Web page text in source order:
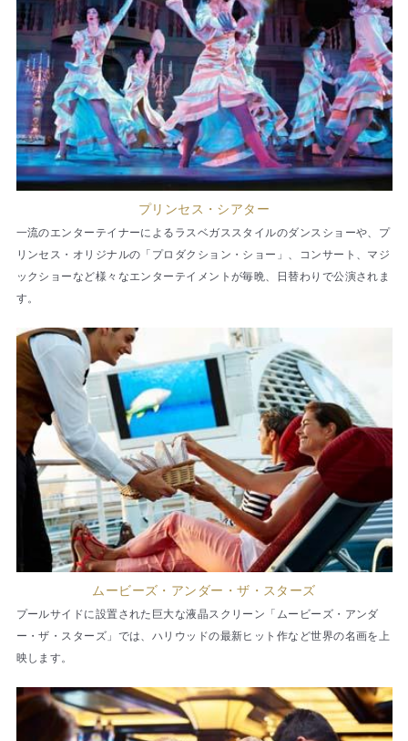
プリンセス・シアター
一流のエンターテイナーによるラスベガススタイルのダンスショーや、プ
リンセス・オリジナルの「プロダクション・ショー」、コンサート、マジ
ックショーなど様々なエンターテイメントが毎晩、日替わりで公演されま
す。
ムービーズ・アンダー・ザ・スターズ
プールサイドに設置された巨大な液晶スクリーン「ムービーズ・アンダ
ー・ザ・スターズ」では、ハリウッドの最新ヒット作など世界の名画を上
映します。